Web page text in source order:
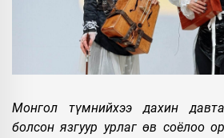
Монгол түмнийхээ дахин
болсон язгуур урлаг өв соёлоо